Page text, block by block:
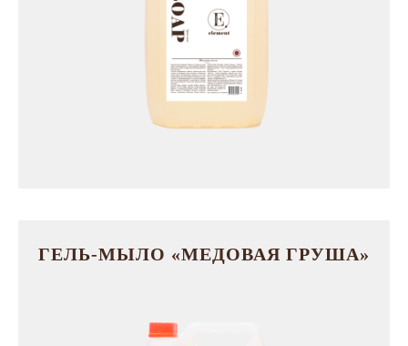
ГЕЛЬ-МЫЛО «МЕДОВАЯ ГРУША»